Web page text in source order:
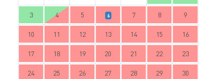
3 4 5 6 7 8 9
10 11 12 13 14 15 16
17 18 19 20 21 22 23
24 25 26 27 28 29 30